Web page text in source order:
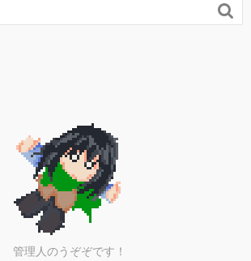

管理人のうぞぞです！